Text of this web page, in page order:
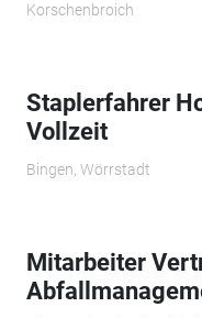
Korschenbroich
Staplerfahrer
Vollzeit
Bingen, Wörrstadt
Mitarbeiter